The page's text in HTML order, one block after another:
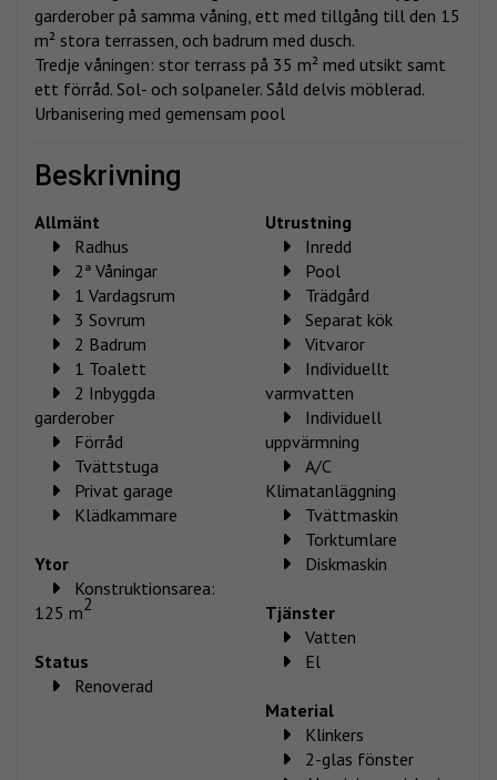
garderober på samma våning, ett med tillgång till den 15
m² stora terrassen, och badrum med dusch.
Tredje våningen: stor terrass på 35 m² med utsikt samt
ett förråd. Sol- och solpaneler. Såld delvis möblerad.
Urbanisering med gemensam pool
beskrivning
Allmänt
Radhus
2ª Våningar
1 Vardagsrum
3 Sovrum
2 Badrum
1 Toalett
2 Inbyggda
garderober
Förråd
Tvättstuga
Privat garage
Klädkammare
Ytor
Konstruktionsarea:
125 m2
Status
Renoverad
Utrustning
Inredd
Pool
Trädgård
Separat kök
Vitvaror
Individuellt
varmvatten
Individuell
uppvärmning
A/C
Klimatanläggning
Tvättmaskin
Torktumlare
Diskmaskin
Tjänster
Vatten
El
Material
Klinkers
2-glas fönster